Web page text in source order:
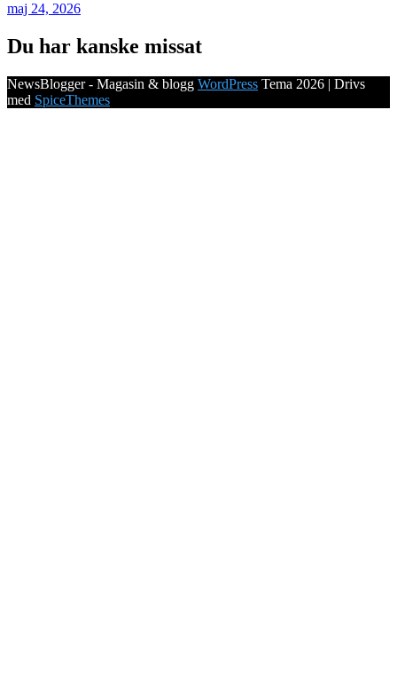
maj 24, 2026
Du har kanske missat
NewsBlogger - Magasin & blogg WordPress Tema 2026 | Drivs
med SpiceThemes